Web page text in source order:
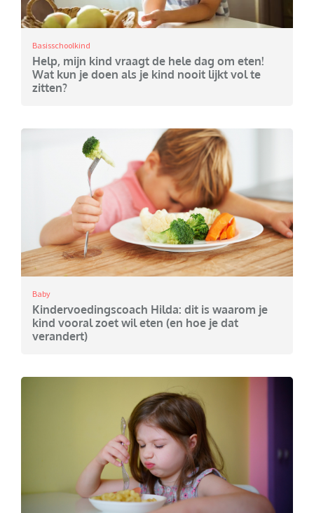
Basisschoolkind
Help, mijn kind vraagt de hele dag om eten!
Wat kun je doen als je kind nooit lijkt vol te
zitten?
Baby
Kindervoedingscoach Hilda: dit is waarom je
kind vooral zoet wil eten (en hoe je dat
verandert)